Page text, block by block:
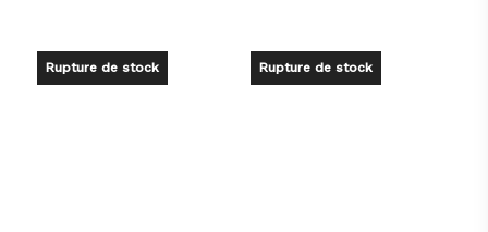
Rupture de stock Rupture de stock